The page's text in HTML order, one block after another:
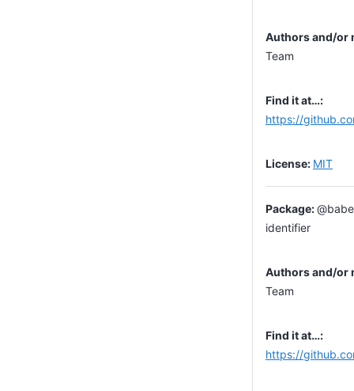
Team
https://
MIT
identifier
Team
https://